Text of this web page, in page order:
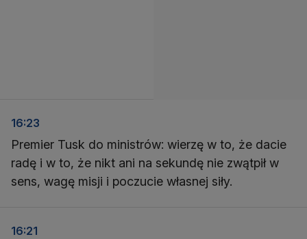
16:23
Premier Tusk do ministrów: wierzę w to, że dacie
radę i w to, że nikt ani na sekundę nie zwątpił w
sens, wagę misji i poczucie własnej siły.
16:21